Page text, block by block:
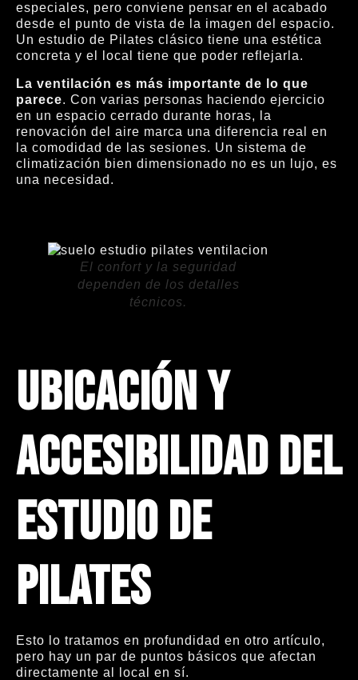
especiales, pero conviene pensar en el acabado
desde el punto de vista de la imagen del espacio.
Un estudio de Pilates clásico tiene una estética
concreta y el local tiene que poder reflejarla.
La ventilación es más importante de lo que
parece. Con varias personas haciendo ejercicio
en un espacio cerrado durante horas, la
renovación del aire marca una diferencia real en
la comodidad de las sesiones. Un sistema de
climatización bien dimensionado no es un lujo, es
una necesidad.
El confort y la seguridad
dependen de los detalles
técnicos.
Ubicación y
accesibilidad del
estudio de
Pilates
Esto lo tratamos en profundidad en otro artículo,
pero hay un par de puntos básicos que afectan
directamente al local en sí.